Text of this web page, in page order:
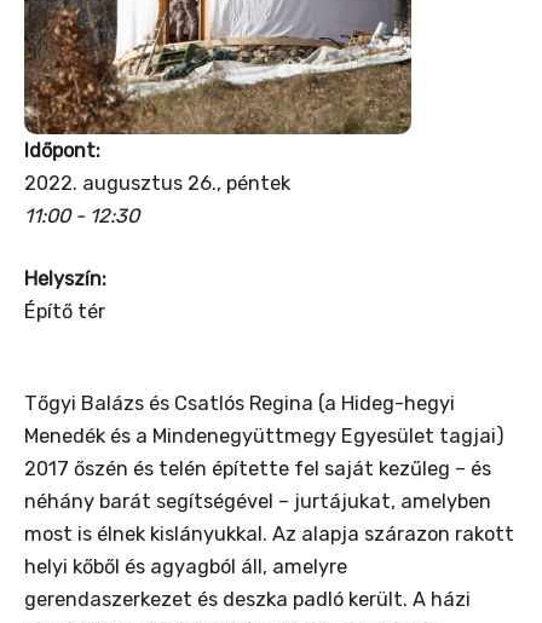
Időpont:
2022. augusztus 26., péntek
11:00 - 12:30
Helyszín:
Építő tér
Tőgyi Balázs és Csatlós Regina (a Hideg-hegyi
Menedék és a Mindenegyüttmegy Egyesület tagjai)
2017 őszén és telén építette fel saját kezűleg – és
néhány barát segítségével – jurtájukat, amelyben
most is élnek kislányukkal. Az alapja szárazon rakott
helyi kőből és agyagból áll, amelyre
gerendaszerkezet és deszka padló került. A házi